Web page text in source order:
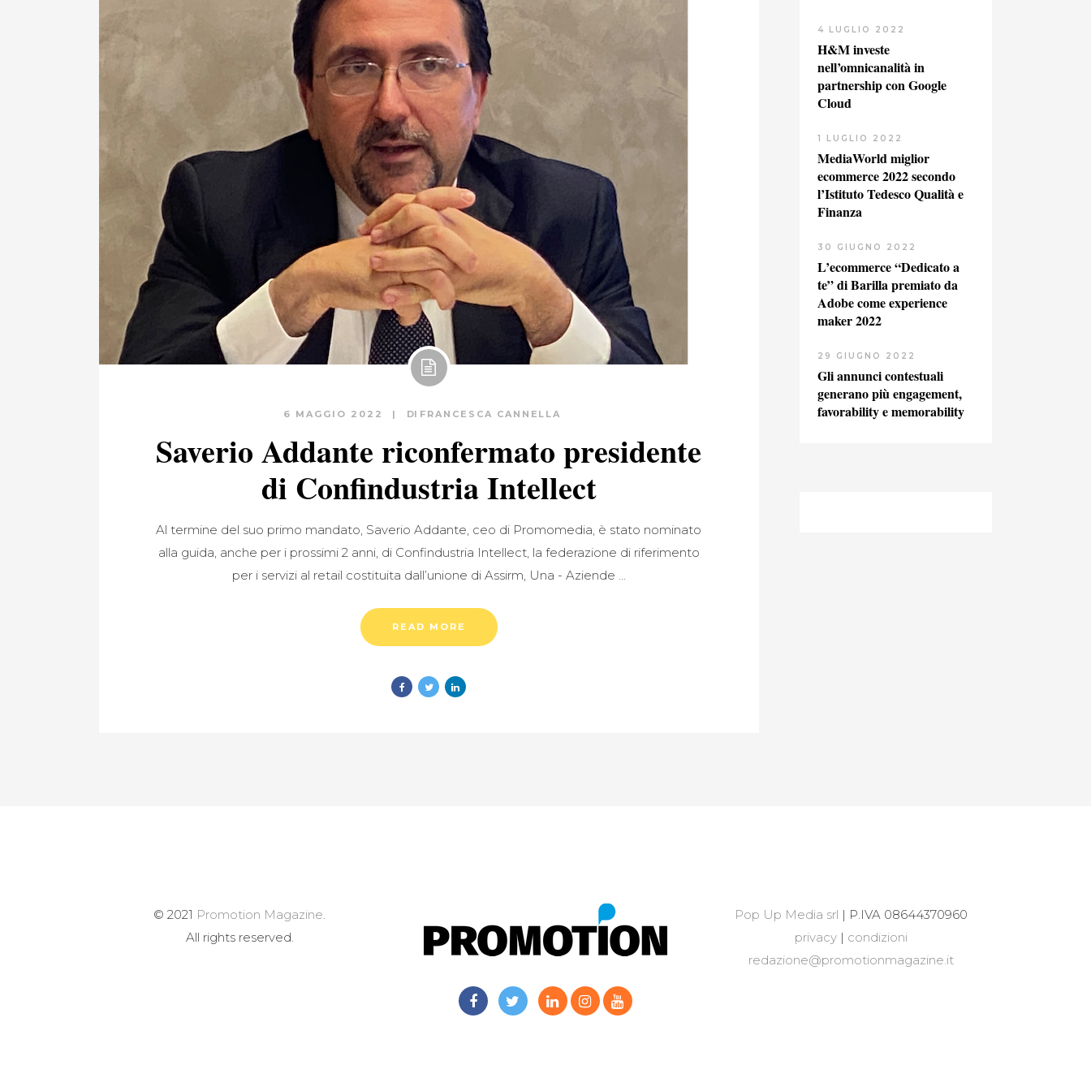
6 MAGGIO 2022 DI FRANCESCA CANNELLA
Saverio Addante riconfermato presidente
di Confindustria Intellect
Al termine del suo primo mandato, Saverio Addante, ceo di Promomedia, è stato nominato
alla guida, anche per i prossimi 2 anni, di Confindustria Intellect, la federazione di riferimento
per i servizi al retail costituita dall’unione di Assirm, Una - Aziende
READ MORE
4 LUGLIO 2022
H&M investe
nell’omnicanalità in
partnership con Google
Cloud
1 LUGLIO 2022
MediaWorld miglior
ecommerce 2022 secondo
l’Istituto Tedesco Qualità e
Finanza
30 GIUGNO 2022
L’ecommerce “Dedicato a
te” di Barilla premiato da
Adobe come experience
maker 2022
29 GIUGNO 2022
Gli annunci contestuali
generano più engagement,
favorability e memorability
© 2021 Promotion Magazine.
All rights reserved.
Pop Up Media srl | P.IVA 08644370960
privacy | condizioni
redazione@promotionmagazine.it